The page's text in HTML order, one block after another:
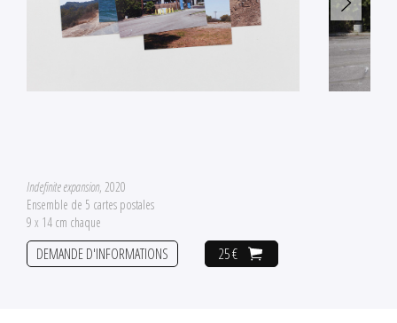
Indefinite expansion, 2020
Ensemble de 5 cartes postales
9 x 14 cm chaque
25 €
DEMANDE D'INFORMATIONS